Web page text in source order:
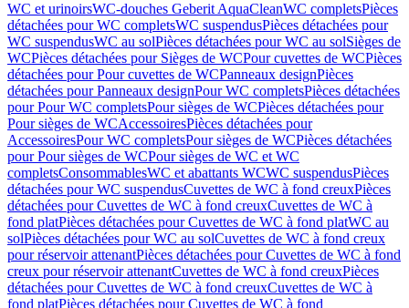
WC et urinoirsWC-douches Geberit AquaCleanWC completsPièces
détachées pour WC completsWC suspendusPièces détachées pour
WC suspendusWC au solPièces détachées pour WC au solSièges de
WCPièces détachées pour Sièges de WCPour cuvettes de WCPièces
détachées pour Pour cuvettes de WCPanneaux designPièces
détachées pour Panneaux designPour WC completsPièces détachées
pour Pour WC completsPour sièges de WCPièces détachées pour
Pour sièges de WCAccessoiresPièces détachées pour
AccessoiresPour WC completsPour sièges de WCPièces détachées
pour Pour sièges de WCPour sièges de WC et WC
completsConsommablesWC et abattants WCWC suspendusPièces
détachées pour WC suspendusCuvettes de WC à fond creuxPièces
détachées pour Cuvettes de WC à fond creuxCuvettes de WC à
fond platPièces détachées pour Cuvettes de WC à fond platWC au
solPièces détachées pour WC au solCuvettes de WC à fond creux
pour réservoir attenantPièces détachées pour Cuvettes de WC à fond
creux pour réservoir attenantCuvettes de WC à fond creuxPièces
détachées pour Cuvettes de WC à fond creuxCuvettes de WC à
fond platPièces détachées pour Cuvettes de WC à fond